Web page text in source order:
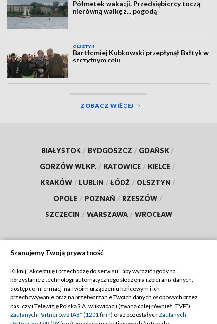
Półmetek wakacji. Przedsiębiorcy toczą
nierówną walkę z... pogodą
OLSZTYN
Bartłomiej Kubkowski przepłynął Bałtyk w
szczytnym celu
ZOBACZ WIĘCEJ
BIAŁYSTOK / BYDGOSZCZ / GDAŃSK /
GORZÓW WLKP. / KATOWICE / KIELCE /
KRAKÓW / LUBLIN / ŁÓDŹ / OLSZTYN /
OPOLE / POZNAŃ / RZESZÓW /
SZCZECIN / WARSZAWA / WROCŁAW
TVP
Abonament TVP
Emisja w TVP
Regulamin TVP
Polityka prywatności
Szanujemy Twoją prywatność
Kliknij "Akceptuję i przechodzę do serwisu", aby wyrazić zgody na
korzystanie z technologii automatycznego śledzenia i zbierania danych,
dostęp do informacji na Twoim urządzeniu końcowym i ich
przechowywanie oraz na przetwarzanie Twoich danych osobowych przez
nas, czyli Telewizję Polską S.A. w likwidacji (zwaną dalej również „TVP”),
Zaufanych Partnerów z IAB* (1201 firm) oraz pozostałych Zaufanych